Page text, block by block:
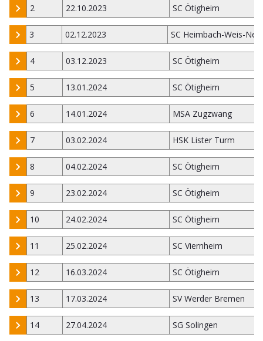
2 22.10.2023 SC Ötigheim
3 02.12.2023 SC Heimbach-Weis-
4 03.12.2023 SC Ötigheim
5 13.01.2024 SC Ötigheim
6 14.01.2024 MSA Zugzwang
7 03.02.2024 HSK Lister Turm
8 04.02.2024 SC Ötigheim
9 23.02.2024 SC Ötigheim
10 24.02.2024 SC Ötigheim
11 25.02.2024 SC Viernheim
12 16.03.2024 SC Ötigheim
13 17.03.2024 SV Werder Bremen
14 27.04.2024 SG Solingen